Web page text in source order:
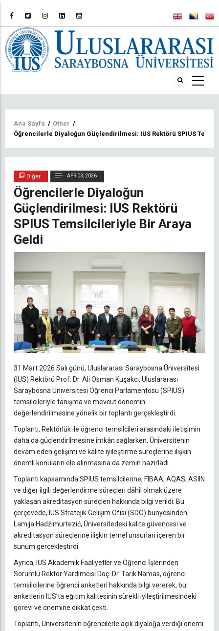
Sayfa
yolu
Ana Sayfa / Other /
Öğrencilerle Diyaloğun Güçlendirilmesi: IUS Rektörü SPIUS
Diğer APR 03, 2026
Öğrencilerle Diyaloğun
Güçlendirilmesi: IUS Rektörü
SPIUS Temsilcileriyle Bir Araya
Geldi
31 Mart 2026 Salı günü, Uluslararası Saraybosna Üniversitesi
(IUS) Rektörü Prof. Dr. Ali Osman Kuşakcı, Uluslararası
Saraybosna Üniversitesi Öğrenci Parlamentosu (SPIUS)
temsilcileriyle tanışma ve mevcut dönemin
değerlendirilmesine yönelik bir toplantı gerçekleştirdi.
Toplantı, Rektörlük ile öğrenci temsilcileri arasındaki iletişimin
daha da güçlendirilmesine imkân sağlarken, Üniversitenin
devam eden gelişimi ve kalite iyileştirme süreçlerine ilişkin
önemli konuların ele alınmasına da zemin hazırladı.
Toplantı kapsamında SPIUS temsilcilerine, FIBAA, AQAS, ASIIN
ve diğer ilgili değerlendirme süreçleri dâhil olmak üzere
yaklaşan akreditasyon süreçleri hakkında bilgi verildi. Bu
çerçevede, IUS Stratejik Gelişim Ofisi (SDO) bünyesinden
Lamija Hadžimurtezić, Üniversitedeki kalite güvencesi ve
akreditasyon süreçlerine ilişkin temel unsurları içeren bir
sunum gerçekleştirdi.
Ayrıca, IUS Akademik Faaliyetler ve Öğrenci İşlerinden
Sorumlu Rektör Yardımcısı Doç. Dr. Tarık Namas, öğrenci
temsilcilerine öğrenci anketleri hakkında bilgi vererek, bu
anketlerin IUS’ta eğitim kalitesinin sürekli iyileştirilmesindeki
görevi ve önemine dikkat çekti.
Toplantı, Üniversitenin öğrencilerle açık diyaloğa verdiği önemi